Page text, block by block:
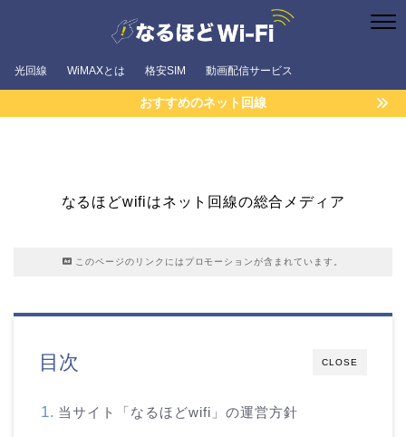
光回線 WiMAXとは 格安SIM 動画配信サービス
おすすめのネット回線
なるほどwifiはネット回線の総合メディア
このページのリンクにはプロモーションが含まれています。
CLOSE
目次
当サイト「なるほどwifi」の運営方針